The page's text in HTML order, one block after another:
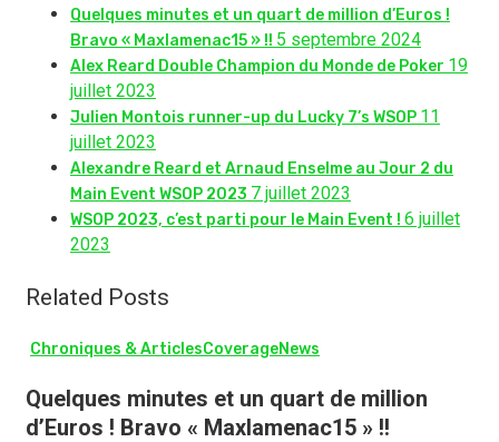
Quelques minutes et un quart de million d’Euros !
Bravo « Maxlamenac15 » !! 5 septembre 2024
Alex Reard Double Champion du Monde de Poker 19
juillet 2023
Julien Montois runner-up du Lucky 7’s WSOP 11
juillet 2023
Alexandre Reard et Arnaud Enselme au Jour 2 du
Main Event WSOP 2023 7 juillet 2023
WSOP 2023, c’est parti pour le Main Event ! 6 juillet
2023
Related Posts
Chroniques & ArticlesCoverageNews
Quelques minutes et un quart de million
d’Euros ! Bravo « Maxlamenac15 » !!